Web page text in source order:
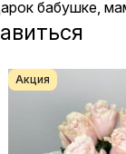
бабушке,
Акция